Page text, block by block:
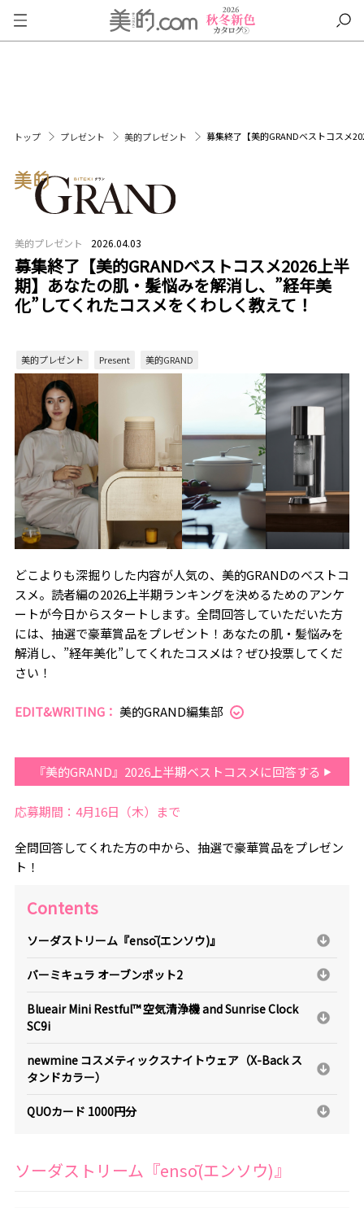
トップ プレゼント 美的プレゼント 募集終了【美的GRANDベストコスメ
美的プレゼント 2026.04.03
募集終了【美的GRANDベストコスメ2026上半
期】あなたの肌・髪悩みを解消し、”経年美
化”してくれたコスメをくわしく教えて！
美的プレゼント Present 美的GRAND
どこよりも深掘りした内容が人気の、美的GRANDのベストコ
スメ。読者編の2026上半期ランキングを決めるためのアンケ
ートが今日からスタートします。全問回答していただいた方
には、抽選で豪華賞品をプレゼント！あなたの肌・髪悩みを
解消し、”経年美化”してくれたコスメは？ぜひ投票してくだ
さい！
EDIT&WRITING： 美的GRAND編集部
『美的GRAND』2026上半期ベストコスメに回答する
応募期間：4月16日（木）まで
全問回答してくれた方の中から、抽選で豪華賞品をプレゼン
ト！
Contents
ソーダストリーム『ensō(エンソウ)』
バーミキュラ オーブンポット2
Blueair Mini Restful™ 空気清浄機 and Sunrise Clock
SC9i
newmine コスメティックスナイトウェア（X-Back ス
タンドカラー）
QUOカード 1000円分
ソーダストリーム『ensō(エンソウ)』